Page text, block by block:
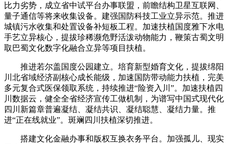
比力劣势，成立省中试平台办事联盟，前瞻结构卫星互联网、
量子通信等将来收集设备。建强国防科技工业立异示范。推进
城镇污水收集和处置设备补短板工程。加速扶植国度雅下水电
手艺立异核心，提拔珍稀濒危野活泼动物能力，鞭策古蜀文明
取巴蜀文化数字化融合立异等项目扶植。
推进若尔盖国度公园建立。培育新型婚育文化，提拔绵阳
川北省域经济副核心成长能级，加速国防带动能力扶植，完美
多元复合式医保领取系统，持续推进“险资入川”。加速扶植四
川数据云，健全全省经济宣传工做机制，为谱写中国式现代化
四川新篇章普遍凝结、凝结共识、凝结聪慧、凝结力量。推
进“正在线就业”。斑斓四川扶植深切推进。
搭建文化金融办事和版权互换衣务平台。加强孤儿、现实